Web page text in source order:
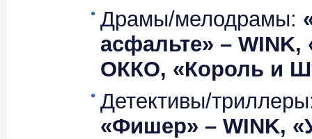
Драмы/мелодрамы:
асфальте» –
ОККО, «Король и
Детективы/
«Фишер» – WINK,